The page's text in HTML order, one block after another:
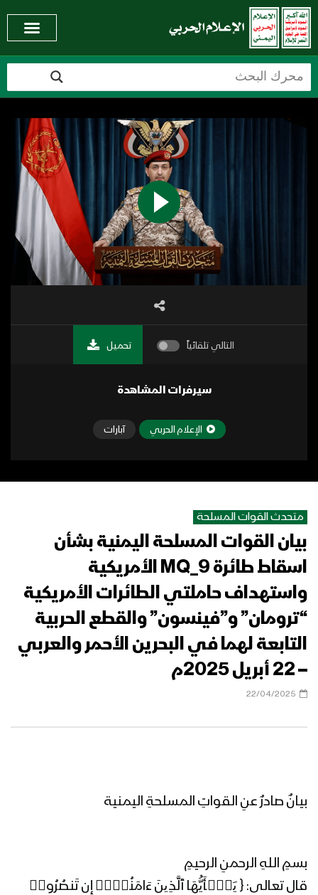
التالي تلقائياً تحميل
سيرفرات المشاهدة
الإعلام الحربي آبارات
متحدث القوات المسلحة
بيان القوات المسلحة اليمنية بشأن
اسقاط طائرة MQ_9 الأمريكية
واستهداف حاملتي الطائرات الأمريكية
“ترومان” و”فينسون” والقطع الحربية
التابعة لهما في البحرين الأحمر والعربي
– 22 أبريل 2025م
22/04/2025
بيانٌ صادرٌ عنِ القواتِ المسلحةِ اليمنية
بسمِ اللهِ الرحمنِ الرحيمِ
قال تعالى: { یَـٰۤأَیُّهَا ٱلَّذِینَ ءَامَنُوۤا۟ إِن تَنصُرُوا۟